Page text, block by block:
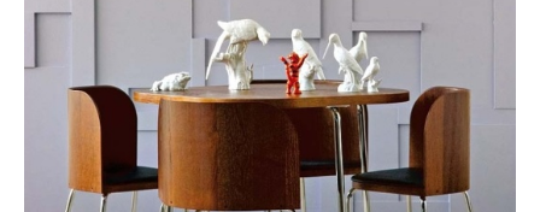
adquirir o candeeiro de teto?